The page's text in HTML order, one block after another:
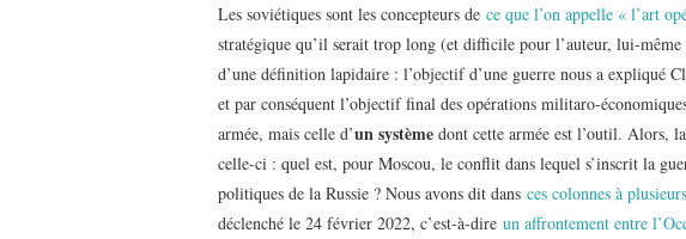
Les soviétiques sont les concepteurs de ce que l’on appelle « l’art
stratégique qu’il serait trop long (et difficile pour l’auteur, lui-
d’une définition lapidaire : l’objectif d’une guerre nous a expliqué
et par conséquent l’objectif final des opérations militaro-
armée, mais celle d’un système dont cette armée est l’outil. Alors,
celle-ci : quel est, pour Moscou, le conflit dans lequel s’inscrit la
politiques de la Russie ? Nous avons dit dans ces colonnes à
déclenché le 24 février 2022, c’est-à-dire un affrontement entre